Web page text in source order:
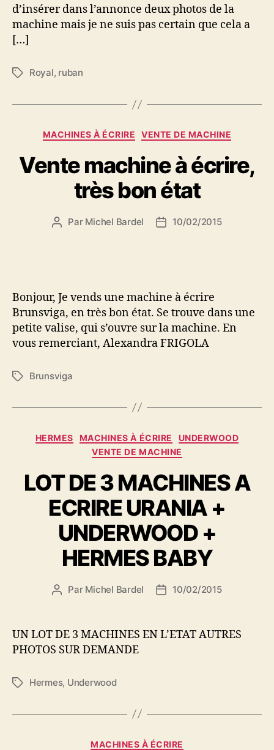
d’insérer dans l’annonce deux photos de la
machine mais je ne suis pas certain que cela a
[…]
Étiquettes
Royal, ruban
Catégories
MACHINES À ÉCRIRE VENTE DE MACHINE
Vente machine à écrire,
très bon état
Auteur
Par Michel Bardel
Date10/02/2015
Bonjour, Je vends une machine à écrire
Brunsviga, en très bon état. Se trouve dans une
petite valise, qui s’ouvre sur la machine. En
vous remerciant, Alexandra FRIGOLA
Étiquettes
Brunsviga
Catégories
HERMES MACHINES À ÉCRIRE
UNDERWOOD
VENTE DE MACHINE
LOT DE 3 MACHINES A
ECRIRE URANIA +
UNDERWOOD +
HERMES BABY
Auteur
Par Michel Bardel
Date10/02/2015
UN LOT DE 3 MACHINES EN L’ETAT AUTRES
PHOTOS SUR DEMANDE
Étiquettes
Hermes, Underwood
Catégories
MACHINES À ÉCRIRE